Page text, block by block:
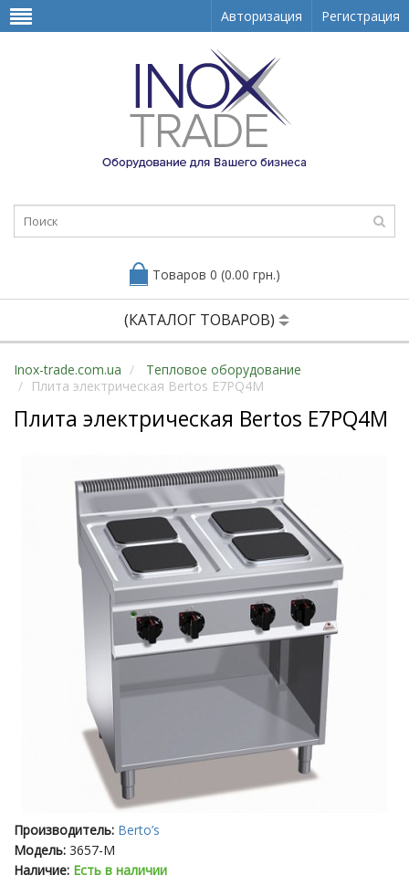
Авторизация Регистрация
Товаров 0 (0.00 грн.)
(КАТАЛОГ ТОВАРОВ)
Inox-trade.com.ua
Тепловое оборудование
Плита электрическая Bertos E7PQ4M
Плита электрическая Bertos E7PQ4M
Производитель: Berto’s
Модель: 3657-M
Наличие: Есть в наличии